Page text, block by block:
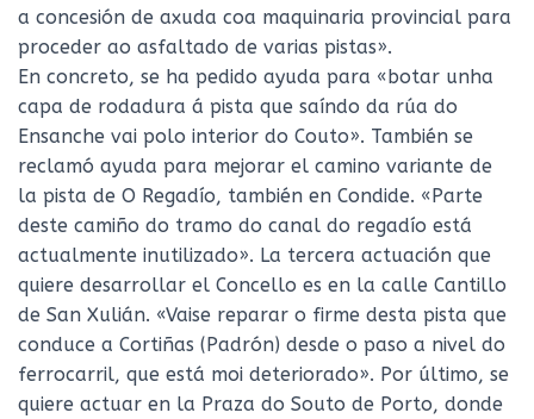
a concesión de axuda coa maquinaria provincial para
proceder ao asfaltado de varias pistas».
En concreto, se ha pedido ayuda para «botar unha
capa de rodadura á pista que saíndo da rúa do
Ensanche vai polo interior do Couto». También se
reclamó ayuda para mejorar el camino variante de
la pista de O Regadío, también en Condide. «Parte
deste camiño do tramo do canal do regadío está
actualmente inutilizado». La tercera actuación que
quiere desarrollar el Concello es en la calle Cantillo
de San Xulián. «Vaise reparar o firme desta pista que
conduce a Cortiñas (Padrón) desde o paso a nivel do
ferrocarril, que está moi deteriorado». Por último, se
quiere actuar en la Praza do Souto de Porto, donde